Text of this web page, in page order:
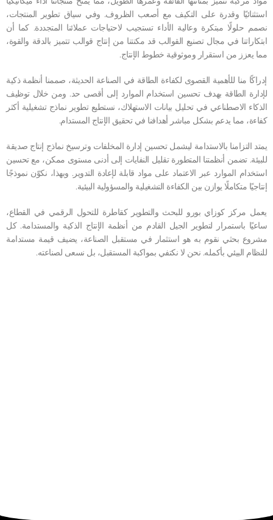
استثنائيًا وقدرة على التكيف مع أصعب الظروف. وفي سياق تطوير المنتجات،
نصمم حلولًا مبتكرة وعالية الأداء تستجيب لاحتياجات عملائنا المتجددة. كما أن
ابتكاراتنا في مجال تصنيع القوالب قد مكنتنا من إنتاج قوالب تتميز بالدقة والقوة،
مما يعزز من استقرار وموثوقية خطوط الإنتاج.
إدراكًا منا للأهمية القصوى لكفاءة الطاقة في الصناعة الحديثة، صممنا أنظمة ذكية
لإدارة الطاقة بهدف تحسين استخدام الموارد إلى أقصى حد. ومن خلال توظيف
الذكاء الاصطناعي في تحليل بيانات الاستهلاك، نستطيع تطوير نماذج تشغيلية أكثر
كفاءة، مما يدعم بشكل مباشر أهدافنا في تحقيق الإنتاج المستدام.
يمتد التزامنا بالاستدامة ليشمل تحسين إدارة المخلفات وترسيخ نماذج إنتاج صديقة
للبيئة. تضمن أنظمتنا المتطورة تقليل النفايات إلى أدنى مستوى ممكن، مع تحسين
استخدام الموارد عبر الاعتماد على مواد قابلة لإعادة التدوير. وبهذا، نكوّن نموذجًا
إنتاجيًا متكاملًا يوازن بين الكفاءة التشغيلية والمسؤولية البيئية.
يعمل مركز كوزاي بورو للبحث والتطوير كقاطرة للتحول الرقمي في القطاع،
ساعيًا باستمرار لتطوير الجيل القادم من أنظمة الإنتاج الذكية والمستدامة. كل
مشروع بحثي نقوم به هو استثمار في مستقبل الصناعة، يضيف قيمة مستدامة
للنظام البيئي بأكمله. نحن لا نكتفي بمواكبة المستقبل، بل نسعى لصناعته.